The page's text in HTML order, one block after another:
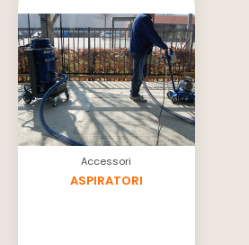
Accessori
ASPIRATORI